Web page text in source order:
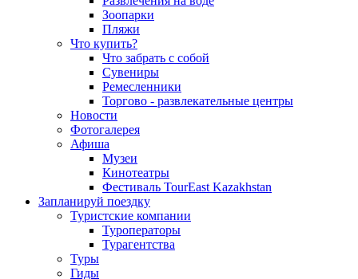
Зоопарки
Пляжи
Что купить?
Что забрать с собой
Сувениры
Ремесленники
Торгово - развлекательные центры
Новости
Фотогалерея
Афиша
Музеи
Кинотеатры
Фестиваль TourEast Kazakhstan
Запланируй поездку
Туристские компании
Туроператоры
Турагентства
Туры
Гиды